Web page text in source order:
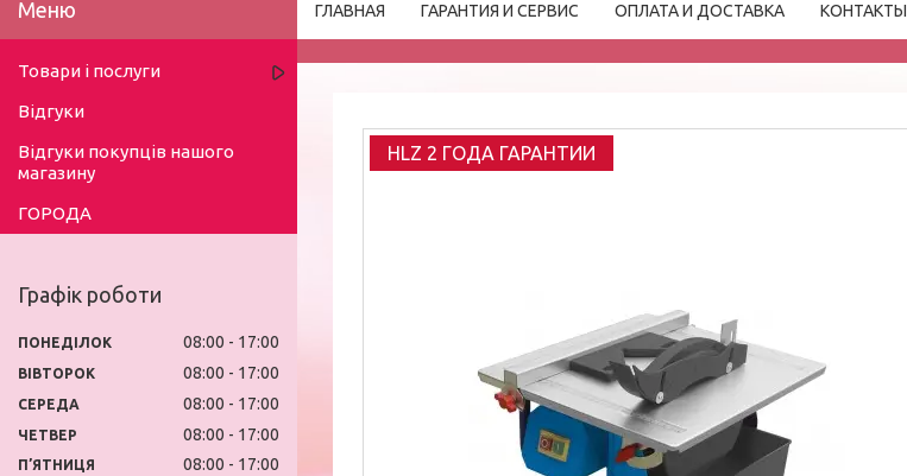
ГЛАВНАЯ ГАРАНТИЯ И СЕРВИС ОПЛАТА И ДОСТАВКА КОНТАКТЫ
HLZ 2 ГОДА ГАРАНТИИ
Товари і послуги
Відгуки
Відгуки покупців нашого
магазину
ГОРОДА
Графік роботи
ПОНЕДІЛОК 08:00 17:00
ВІВТОРОК 08:00 17:00
СЕРЕДА 08:00 17:00
ЧЕТВЕР 08:00 17:00
ПʼЯТНИЦЯ 08:00 17:00